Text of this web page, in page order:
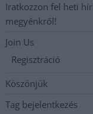
Iratkozzon fel heti
megyénkről!
Join Us
Regisztráció
Köszönjük
Tag bejelentkezés